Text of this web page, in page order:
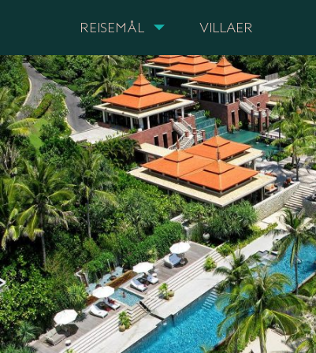
REISEMÅL VILLAER